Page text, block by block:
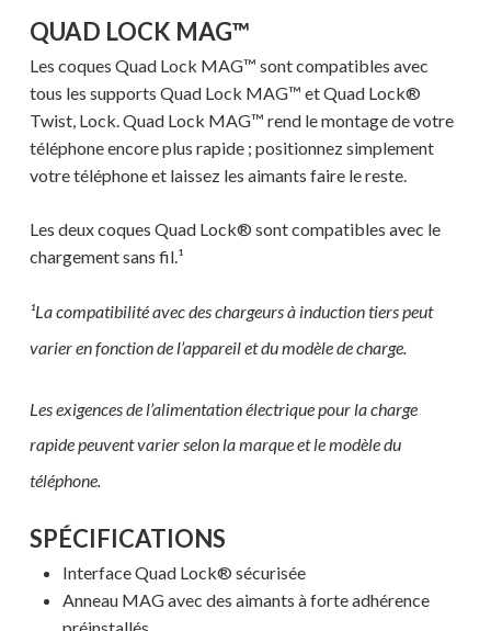
QUAD LOCK MAG™
Les coques Quad Lock MAG™ sont compatibles avec
tous les supports Quad Lock MAG™ et Quad Lock®
Twist, Lock. Quad Lock MAG™ rend le montage de votre
téléphone encore plus rapide ; positionnez simplement
votre téléphone et laissez les aimants faire le reste.
Les deux coques Quad Lock® sont compatibles avec le
chargement sans fil.¹
¹La compatibilité avec des chargeurs à induction tiers peut
varier en fonction de l’appareil et du modèle de charge.
Les exigences de l’alimentation électrique pour la charge
rapide peuvent varier selon la marque et le modèle du
téléphone.
SPÉCIFICATIONS
Interface Quad Lock® sécurisée
Anneau MAG avec des aimants à forte adhérence